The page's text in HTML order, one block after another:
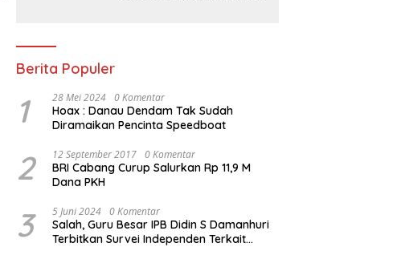
Berita Populer
1 28 Mei 2024 0 Komentar
Hoax : Danau Dendam Tak Sudah
Diramaikan Pencinta Speedboat
2 12 September 2017 0 Komentar
BRI Cabang Curup Salurkan Rp 11,9 M
Dana PKH
3 5 Juni 2024 0 Komentar
Salah, Guru Besar IPB Didin S Damanhuri
Terbitkan Survei Independen Terkait